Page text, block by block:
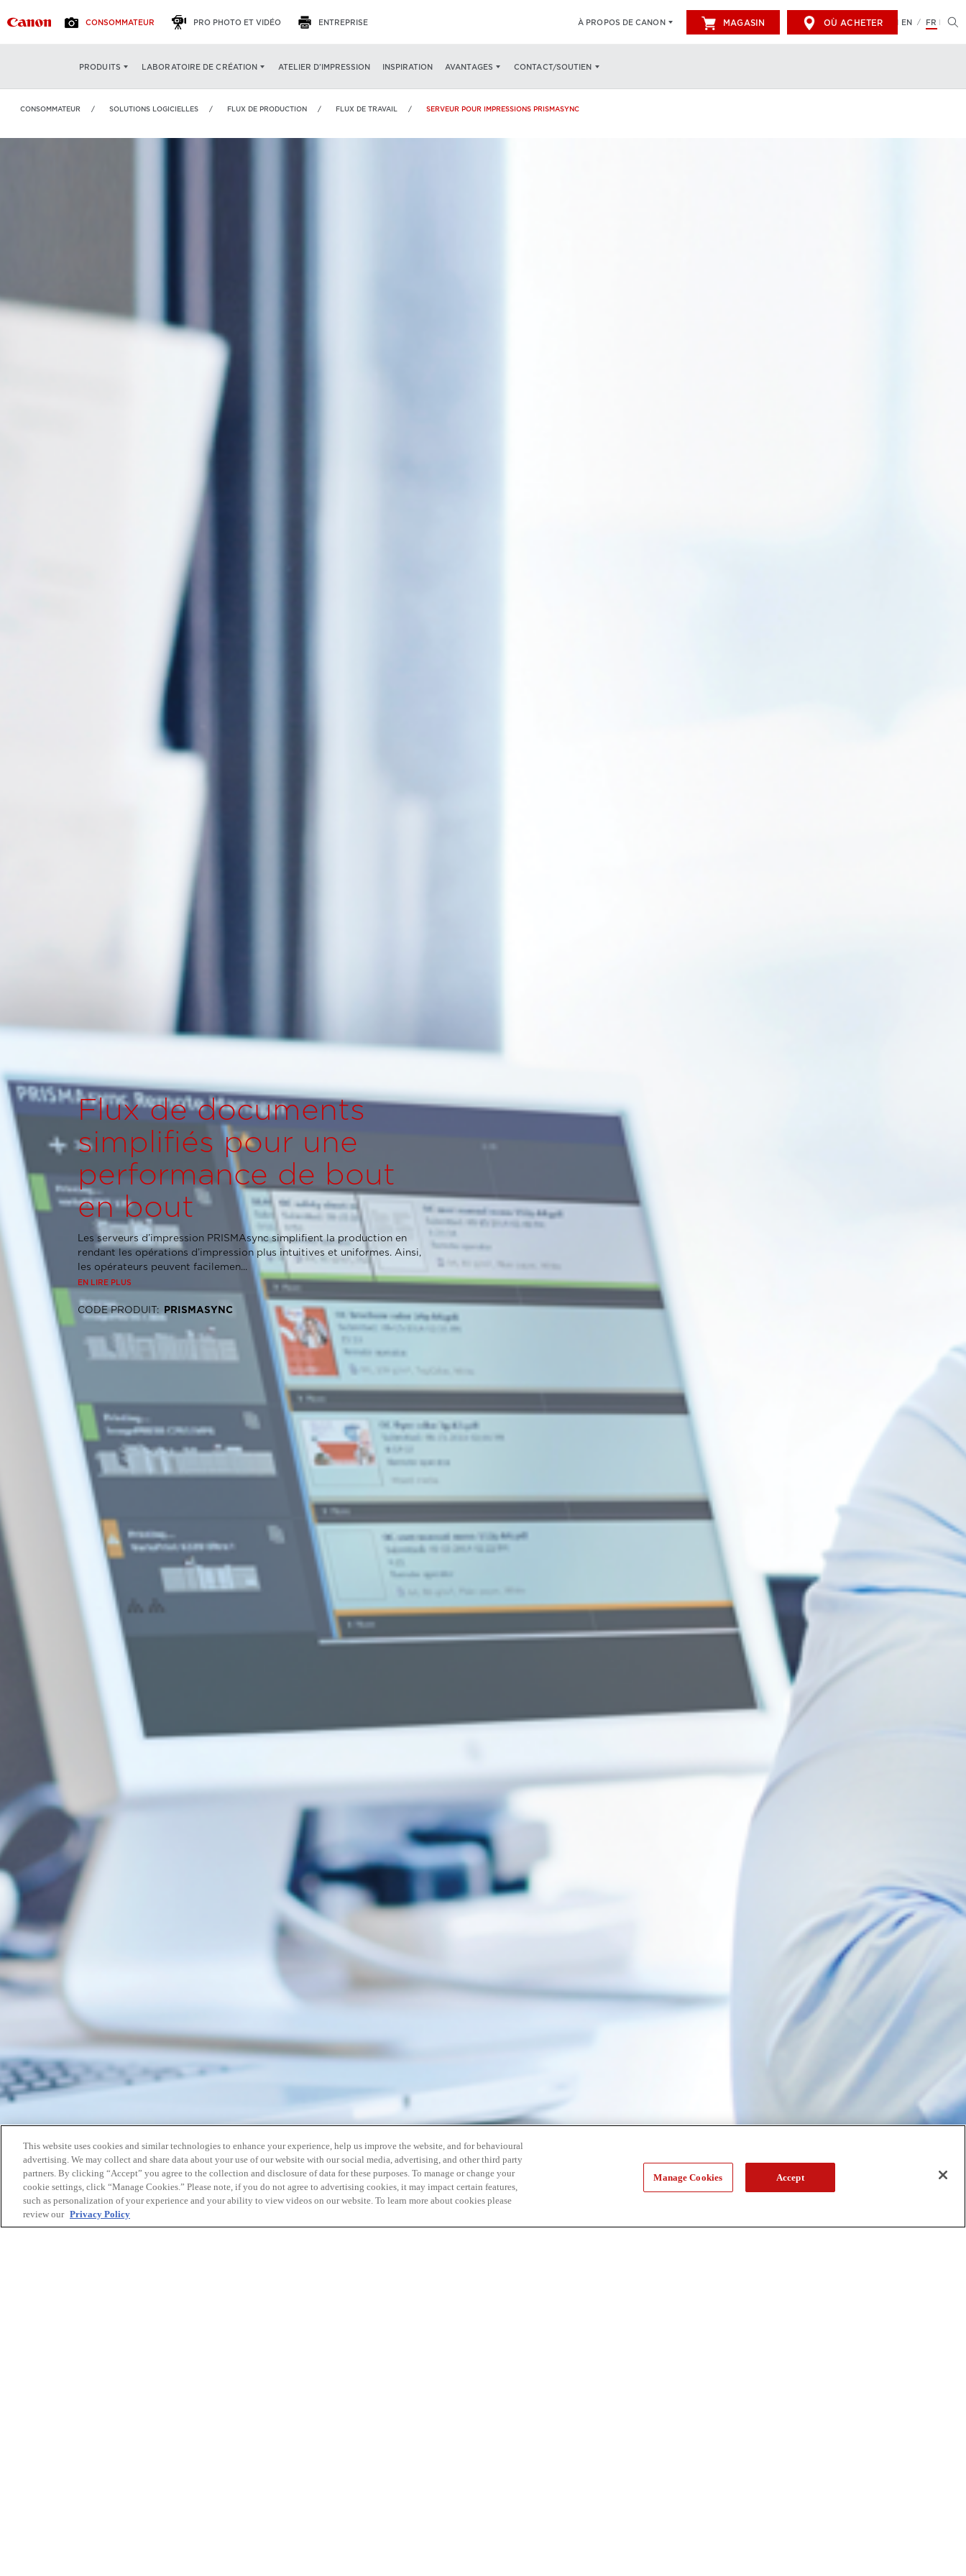
CONSOMMATEUR PRO PHOTO ET VIDÉO ENTREPRISE À PROPOS DE CANON MAGASIN OÙ ACHETER EN / FR
PRODUITS LABORATOIRE DE CRÉATION ATELIER D’IMPRESSION INSPIRATION AVANTAGES CONTACT/SOUTIEN
impressions
VUE D'ENSEMBLE CARACTÉRISTIQUES SPÉCIFICATIONS
CONSOMMATEUR SOLUTIONS LOGICIELLES FLUX DE PRODUCTION FLUX DE TRAVAIL SERVEUR POUR IMPRESSIONS PRISMASYNC
Flux de documents
simplifiés pour une
performance de bout
en bout
Les serveurs d’impression PRISMAsync simplifient la production en
rendant les opérations d’impression plus intuitives et uniformes. Ainsi,
les opérateurs peuvent facilemen...
EN LIRE PLUS
CODE PRODUIT: PRISMASYNC
This website uses cookies and similar technologies to enhance your experience, help us improve the website, and for behavioural
advertising. We may collect and share data about your use of our website with our social media, advertising, and other third party
partners. By clicking “Accept” you agree to the collection and disclosure of data for these purposes. To manage or change your
cookie settings, click “Manage Cookies.” Please note, if you do not agree to advertising cookies, it may impact certain features,
such as personalization of your experience and your ability to view videos on our website. To learn more about cookies please
review our Privacy Policy
Manage Cookies Accept